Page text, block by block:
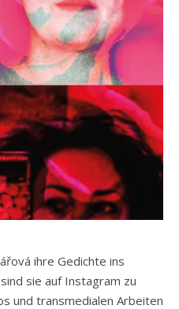
ihre Gedichte ins
sie auf Instagram zu
und transmedialen Arbeiten